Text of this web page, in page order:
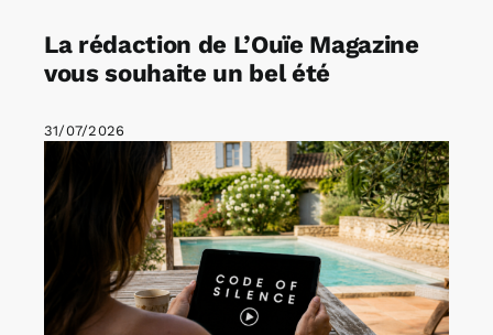
La rédaction de L’Ouïe Magazine
vous souhaite un bel été
31/07/2026